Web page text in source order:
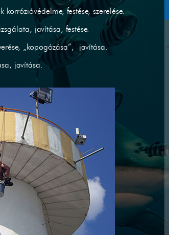
festése, szerelése.
javítása, festése.
„kopogózása”, javítása.
javítása.